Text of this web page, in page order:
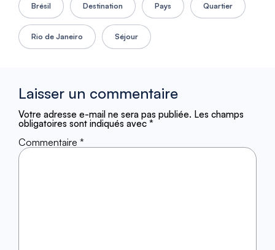
Brésil Destination Pays Quartier
Rio de Janeiro Séjour
Laisser un commentaire
Votre adresse e-mail ne sera pas publiée. Les champs
obligatoires sont indiqués avec *
Commentaire *